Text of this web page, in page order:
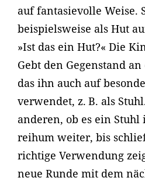
auf fantasievolle Weise.
beispielsweise als Hut
»Ist das ein Hut?« Die
Gebt den Gegenstand
das ihn auch auf
verwendet, z. B. als
anderen, ob es ein Stuhl
reihum weiter, bis
richtige Verwendung
neue Runde mit dem